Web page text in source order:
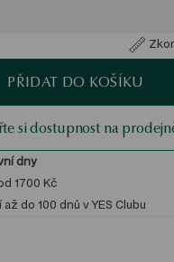
PŘIDAT DO KOŠÍKU
si dostupnost na
dny
1700 Kč
do 100 dnů v YES Clubu